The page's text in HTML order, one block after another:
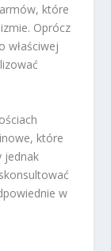
które
Oprócz
właściwej
które
jednak
w